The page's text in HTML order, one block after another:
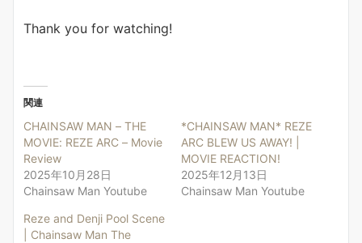
Thank you for watching!
関連
CHAINSAW MAN – THE
MOVIE: REZE ARC – Movie
Review
2025年10月28日
Chainsaw Man Youtube
*CHAINSAW MAN* REZE
ARC BLEW US AWAY! |
MOVIE REACTION!
2025年12月13日
Chainsaw Man Youtube
Reze and Denji Pool Scene
| Chainsaw Man The